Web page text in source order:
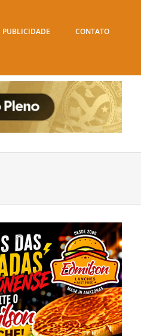
PUBLICIDADE CONTATO